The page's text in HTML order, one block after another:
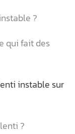
?
qui fait des
instable sur
?